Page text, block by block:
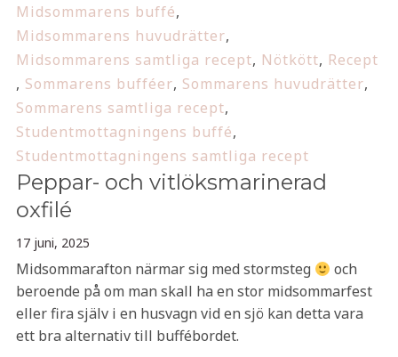
Midsommarens buffé,
Midsommarens huvudrätter,
Midsommarens samtliga recept, Nötkött, Recept
, Sommarens bufféer, Sommarens huvudrätter,
Sommarens samtliga recept,
Studentmottagningens buffé,
Studentmottagningens samtliga recept
Peppar- och vitlöksmarinerad
oxfilé
17 juni, 2025
Midsommarafton närmar sig med stormsteg
och
beroende på om man skall ha en stor midsommarfest
eller fira själv i en husvagn vid en sjö kan detta vara
ett bra alternativ till buffébordet.